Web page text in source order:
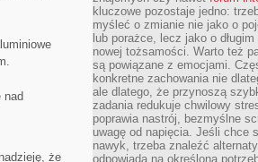
nad
że
kluczowe pozostaje jedno:
myśleć o zmianie nie jako o
lub porażce, lecz jako o
nowej tożsamości. Warto też
są powiązane z emocjami.
konkretne zachowania nie
ale dlatego, że przynoszą
zadania redukuje chwilowy
poprawia nastrój, bezmyślne
uwagę od napięcia. Jeśli chce
nawyk, trzeba znaleźć
odpowiada na określoną